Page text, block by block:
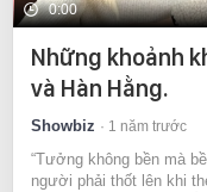
0:00
Những khoảnh
và Hàn Hằng.
Showbiz 1 năm trước
“Tưởng không bền mà
người phải thốt lên khi